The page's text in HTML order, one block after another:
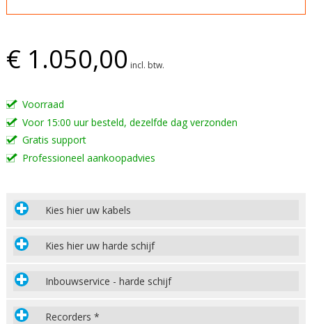
Kies hier uw kabels
Kies hier uw harde schijf
Inbouwservice - harde schijf
Recorders *
€ 1.050,00 incl. btw.
Voorraad
Voor 15:00 uur besteld, dezelfde dag verzonden
Gratis support
Professioneel aankoopadvies